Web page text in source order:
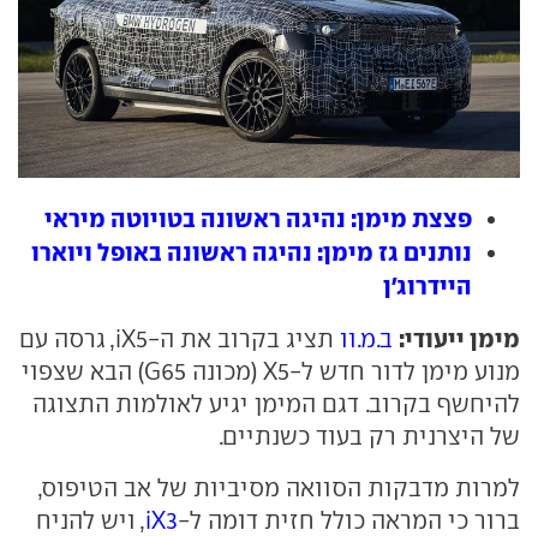
פצצת מימן: נהיגה ראשונה בטויוטה מיראי
נותנים גז מימן: נהיגה ראשונה באופל ויוארו
היידרוג'ן
מימן ייעודי: ב.מ.וו
תציג בקרוב את ה-iX5, גרסה עם
מנוע מימן לדור חדש ל-X5 (מכונה G65) הבא שצפוי
להיחשף בקרוב. דגם המימן יגיע לאולמות התצוגה
של היצרנית רק בעוד כשנתיים.
למרות מדבקות הסוואה מסיביות של אב הטיפוס,
ברור כי המראה כולל חזית דומה ל-iX3, ויש להניח